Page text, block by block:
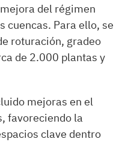
del régimen
cuencas. Para ello, se
roturación, gradeo
de 2.000 plantas y
mejoras en el
favoreciendo la
clave dentro